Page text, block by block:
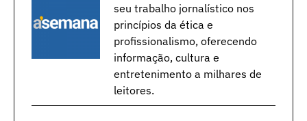
seu trabalho jornalístico nos
princípios da ética e
profissionalismo, oferecendo
informação, cultura e
entretenimento a milhares de
leitores.